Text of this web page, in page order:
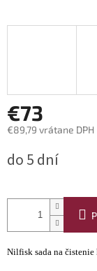
€73
€89,79 vrátane DPH
cena:
do 5 dní
Nilfisk sada na